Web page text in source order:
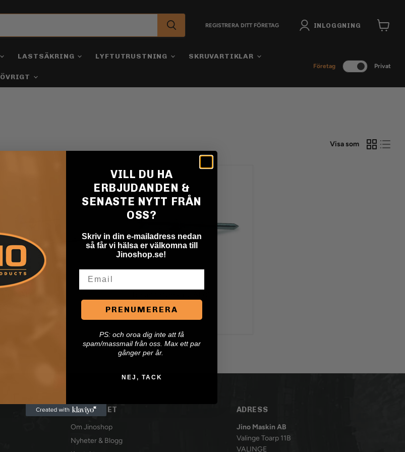
REGISTRERA DITT FÖRETAG INLOGGNING
LASTSÄKRING LYFTUTRUSTNING SKRUVARTIKLAR
ÖVRIGT
Företag Privat
Visa som
Blindnit
storskalle
AL/ST
1,00 kr (Inkl. moms)
FÖRETAGET
Om Jinoshop
Nyheter & Blogg
ADRESS
Jino Maskin AB
Valinge Toarp 11B
VALINGE
VILL DU HA
ERBJUDANDEN &
SENASTE NYTT FRÅN
OSS?
Skriv in din e-mailadress nedan
så får vi hälsa er välkomna till
Jinoshop.se!
PRENUMERERA
PS: och oroa dig inte att få
spam/massmail från oss. Max ett par
gånger per år.
NEJ, TACK